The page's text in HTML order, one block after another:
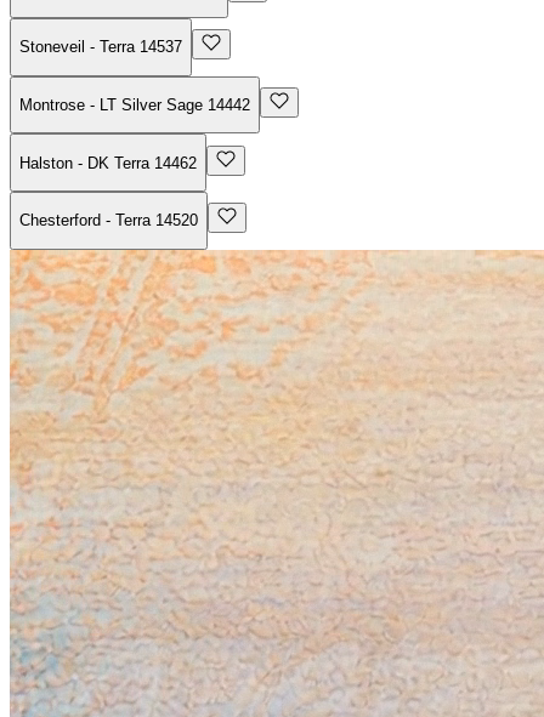
Stoneveil - Terra 14537
Montrose - LT Silver Sage 14442
Halston - DK Terra 14462
Chesterford - Terra 14520